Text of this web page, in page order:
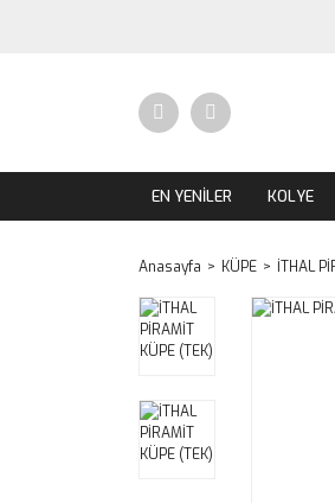
EN YENİLER KOLYE
Anasayfa KÜPE İTHAL